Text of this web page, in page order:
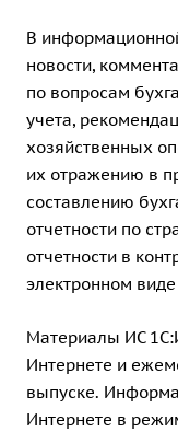
В
новости,
по вопросам
учета,
хозяйственных
их отражению в
составлению
отчетности по
отчетности в
электронном
Материалы ИС
Интернете и
выпуске.
Интернете в